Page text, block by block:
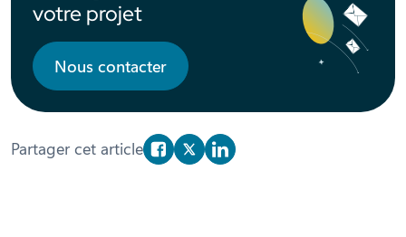
votre projet
Nous contacter
Partager cet article Partager sur Facebook
Partager sur X/Twitter
Partager sur Linkedin